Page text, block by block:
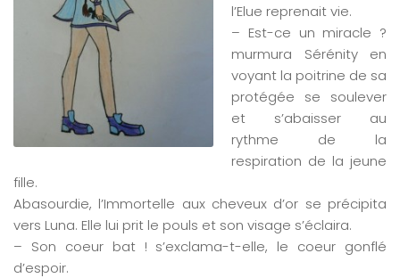
l’Elue reprenait vie.
– Est-ce un miracle ?
murmura Sérénity en
voyant la poitrine de sa
protégée se soulever
et s’abaisser au
rythme de la
respiration de la jeune
fille.
Abasourdie, l’Immortelle aux cheveux d’or se précipita
vers Luna. Elle lui prit le pouls et son visage s’éclaira.
– Son coeur bat ! s’exclama-t-elle, le coeur gonflé
d’espoir.